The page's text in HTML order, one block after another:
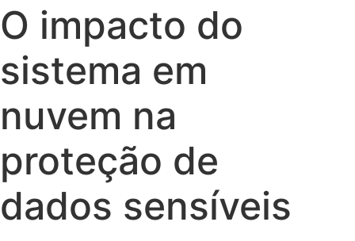
O impacto do
sistema em
nuvem na
proteção de
dados sensíveis